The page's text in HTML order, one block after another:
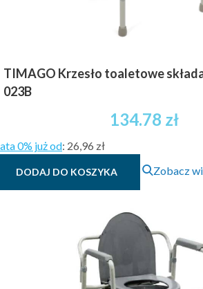
TIMAGO Krzesło toaletowe
023B
134.78 zł
0% już od: 26,96 zł
DODAJ DO KOSZYKA Zobacz